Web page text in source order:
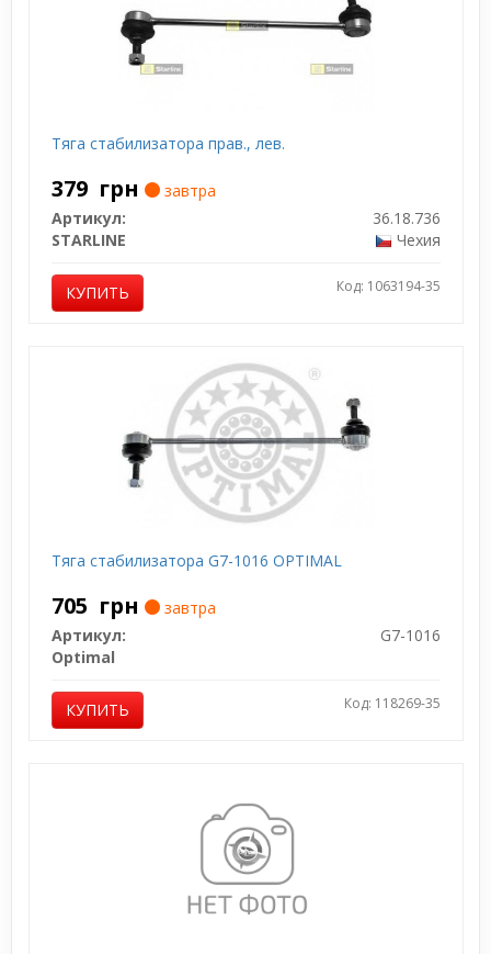
Тяга стабилизатора прав., лев.
379 грн
завтра
Артикул:
36.18.736
STARLINE
Чехия
КУПИТЬ Код: 1063194-35
Тяга стабилизатора G7-1016 OPTIMAL
705 грн
завтра
Артикул:
G7-1016
Optimal
КУПИТЬ Код: 118269-35